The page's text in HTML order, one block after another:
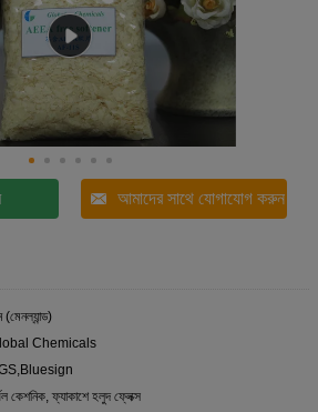
আমাদের সাথে যোগাযোগ করুন
(মেনল্যান্ড)
Chemicals
কেশনিক, ফ্যাকাশে হলুদ ফ্লেক্স